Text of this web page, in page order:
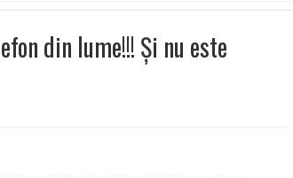
din lume!!! Și nu este